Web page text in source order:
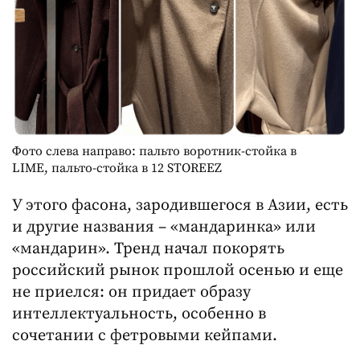
Фото слева направо: пальто воротник-стойка в
LIME, пальто-стойка в 12 STOREEZ
У этого фасона, зародившегося в Азии, есть
и другие названия – «мандаринка» или
«мандарин». Тренд начал покорять
российский рынок прошлой осенью и еще
не приелся: он придает образу
интеллектуальность, особенно в
сочетании с фетровыми кейпами.